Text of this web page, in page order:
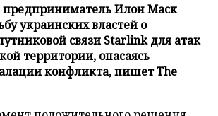
Илон Маск
украинских властей о
связи Starlink для атак
территории, опасаясь
конфликта, пишет The